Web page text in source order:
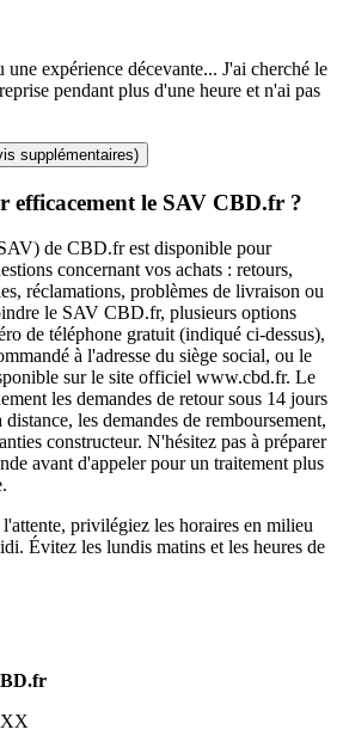
expérience décevante... J'ai cherché le
pendant plus d'une heure et n'ai pas
supplémentaires)
efficacement le SAV CBD.fr ?
de CBD.fr est disponible pour
concernant vos achats : retours,
réclamations, problèmes de livraison ou
le SAV CBD.fr, plusieurs options
de téléphone gratuit (indiqué ci-dessus),
à l'adresse du siège social, ou le
sur le site officiel www.cbd.fr. Le
les demandes de retour sous 14 jours
les demandes de remboursement,
constructeur. N'hésitez pas à préparer
avant d'appeler pour un traitement plus
privilégiez les horaires en milieu
Évitez les lundis matins et les heures de